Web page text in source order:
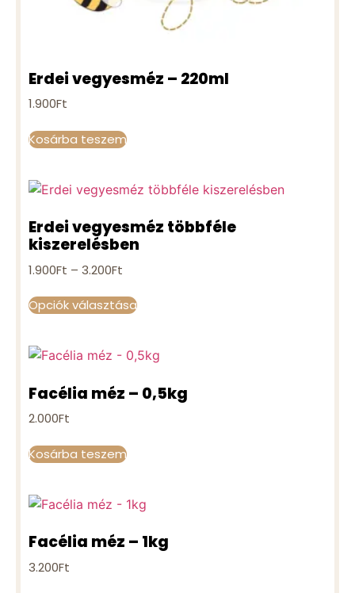
Erdei vegyesméz – 220ml
1.900Ft
Kosárba teszem
Erdei vegyesméz többféle
kiszerelésben
1.900Ft – 3.200Ft
Opciók választása
Facélia méz – 0,5kg
2.000Ft
Kosárba teszem
Facélia méz – 1kg
3.200Ft